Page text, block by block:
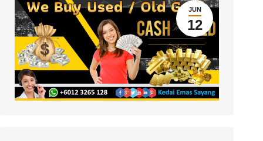
JUN
12